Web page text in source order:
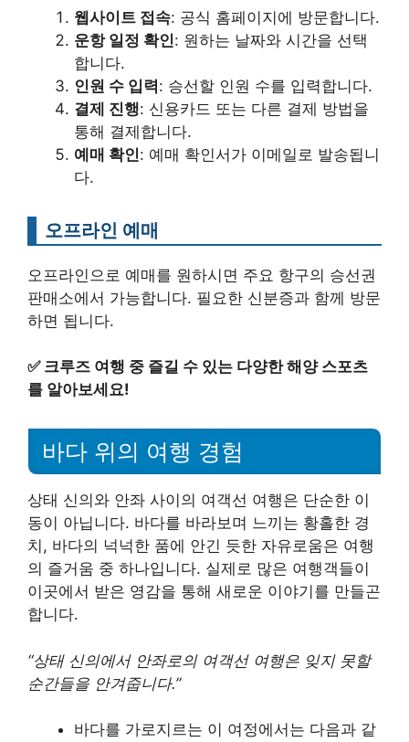
웹사이트 접속: 공식 홈페이지에 방문합니다.
운항 일정 확인: 원하는 날짜와 시간을 선택
합니다.
인원 수 입력: 승선할 인원 수를 입력합니다.
결제 진행: 신용카드 또는 다른 결제 방법을
통해 결제합니다.
예매 확인: 예매 확인서가 이메일로 발송됩니
다.
오프라인 예매
오프라인으로 예매를 원하시면 주요 항구의 승선권
판매소에서 가능합니다. 필요한 신분증과 함께 방문
하면 됩니다.
✅ 크루즈 여행 중 즐길 수 있는 다양한 해양 스포츠
를 알아보세요!
바다 위의 여행 경험
상태 신의와 안좌 사이의 여객선 여행은 단순한 이
동이 아닙니다. 바다를 바라보며 느끼는 황홀한 경
치, 바다의 넉넉한 품에 안긴 듯한 자유로움은 여행
의 즐거움 중 하나입니다. 실제로 많은 여행객들이
이곳에서 받은 영감을 통해 새로운 이야기를 만들곤
합니다.
“상태 신의에서 안좌로의 여객선 여행은 잊지 못할
순간들을 안겨줍니다.”
바다를 가로지르는 이 여정에서는 다음과 같